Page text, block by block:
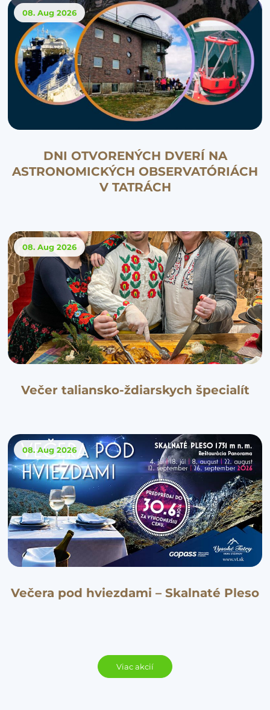
08. Aug 2026
DNI OTVORENÝCH DVERÍ NA
ASTRONOMICKÝCH OBSERVATÓRIÁCH
V TATRÁCH
08. Aug 2026
Večer taliansko-ždiarskych špecialít
08. Aug 2026
Večera pod hviezdami – Skalnaté Pleso
Viac akcií